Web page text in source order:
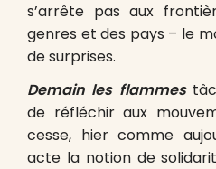
s’arrête pas aux
genres et des pays – le
de surprises.
Demain les flammes
de réfléchir aux
cesse, hier comme
acte la notion de